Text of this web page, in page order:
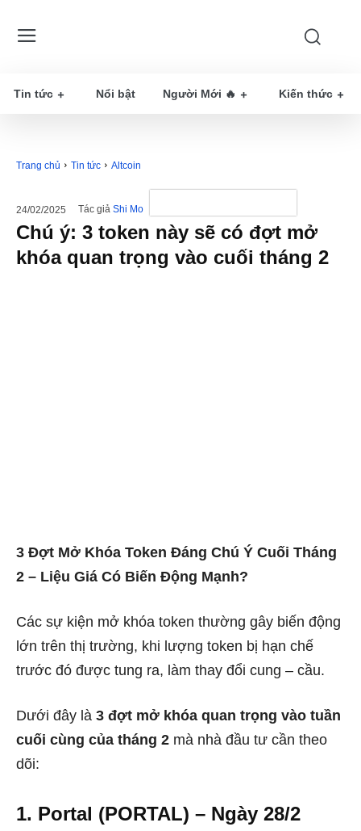
Tin tức Nổi bật Người Mới 🔥 Kiến thức
Trang chủ Tin tức Altcoin
24/02/2025 Tác giả Shi Mo
Chú ý: 3 token này sẽ có đợt mở
khóa quan trọng vào cuối tháng 2
3 Đợt Mở Khóa Token Đáng Chú Ý Cuối Tháng
2 – Liệu Giá Có Biến Động Mạnh?
Các sự kiện mở khóa token thường gây biến động
lớn trên thị trường, khi lượng token bị hạn chế
trước đó được tung ra, làm thay đổi cung – cầu.
Dưới đây là 3 đợt mở khóa quan trọng vào tuần
cuối cùng của tháng 2 mà nhà đầu tư cần theo
dõi:
1. Portal (PORTAL) – Ngày 28/2